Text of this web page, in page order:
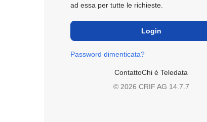
ad essa per tutte le richieste.
Password dimenticata?
ContattoChi è Teledata
© 2026 CRIF AG 14.7.7